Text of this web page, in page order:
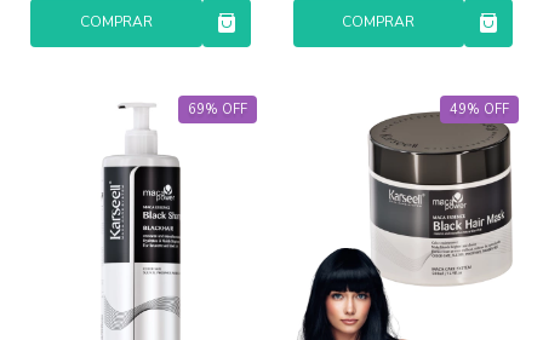
COMPRAR COMPRAR
69% OFF 49% OFF